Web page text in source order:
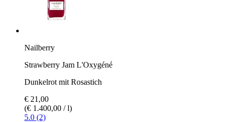
Nailberry
Strawberry Jam L'Oxygéné
Dunkelrot mit Rosastich
€ 21,00
(€ 1.400,00 / l)
5.0 (2)